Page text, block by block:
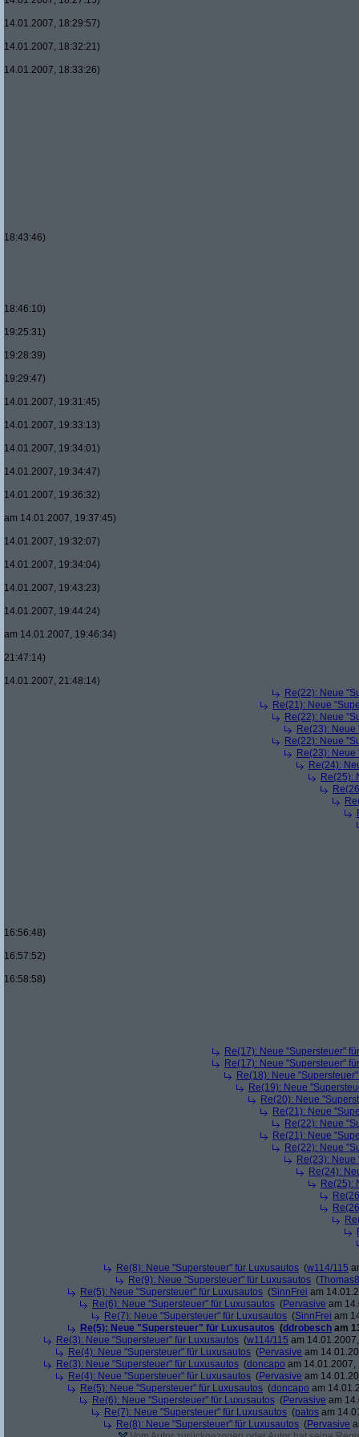
14.01.2007, 18:29:57)
14.01.2007, 18:32:21)
14.01.2007, 18:33:26)
18:43:46)
18:46:10)
19:25:31)
19:28:39)
19:29:47)
14.01.2007, 19:31:45)
14.01.2007, 19:33:13)
14.01.2007, 19:34:01)
14.01.2007, 19:34:47)
14.01.2007, 19:36:32)
am 14.01.2007, 19:37:45)
14.01.2007, 19:32:07)
14.01.2007, 19:34:04)
14.01.2007, 19:43:23)
14.01.2007, 19:44:24)
am 14.01.2007, 19:46:34)
21:47:14)
14.01.2007, 21:48:14)
Re(22): Neue
Re(21): Neue
Re(22): Neue
Re(23):
Re(22): Neue
Re(23):
Re(24):
Re(25):
16:56:48)
16:57:52)
16:58:58)
Re(17): Neue "Supersteuer"
Re(17): Neue "Supersteuer"
Re(18): Neue
Re(19): Neue
Re(20): Neue
Re(21): Neue
Re(22): Neue
Re(21): Neue
Re(22): Neue
Re(23):
Re(24):
Re(25):
Re(8): Neue "Supersteuer" für Luxusautos (w114/115
Re(9): Neue "Supersteuer" für Luxusautos (
Re(5): Neue "Supersteuer" für Luxusautos (SinnFrei am
Re(6): Neue "Supersteuer" für Luxusautos (Pervasive am
Re(7): Neue "Supersteuer" für Luxusautos (SinnFrei am
Re(5): Neue "Supersteuer" für Luxusautos (ddrobesch am
Re(3): Neue "Supersteuer" für Luxusautos (w114/115 am
Re(4): Neue "Supersteuer" für Luxusautos (Pervasive am
Re(3): Neue "Supersteuer" für Luxusautos (doncapo am 14.01.2007,
Re(4): Neue "Supersteuer" für Luxusautos (Pervasive am
Re(5): Neue "Supersteuer" für Luxusautos (doncapo am
Re(6): Neue "Supersteuer" für Luxusautos (Pervasive am
Re(7): Neue "Supersteuer" für Luxusautos (patos am
Re(8): Neue "Supersteuer" für Luxusautos (Pervasive